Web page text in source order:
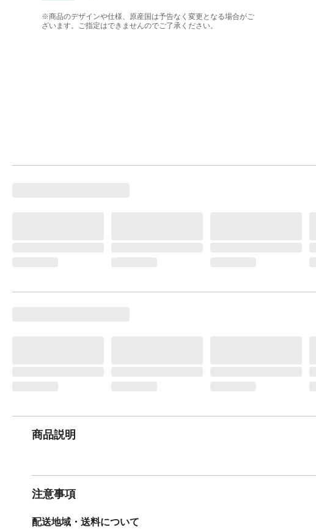
※商品のデザインや仕様、原産国は予告なく変更となる場合がご
ざいます。ご指定はできませんのでご了承ください。
商品説明
注意事項
配送地域・送料について